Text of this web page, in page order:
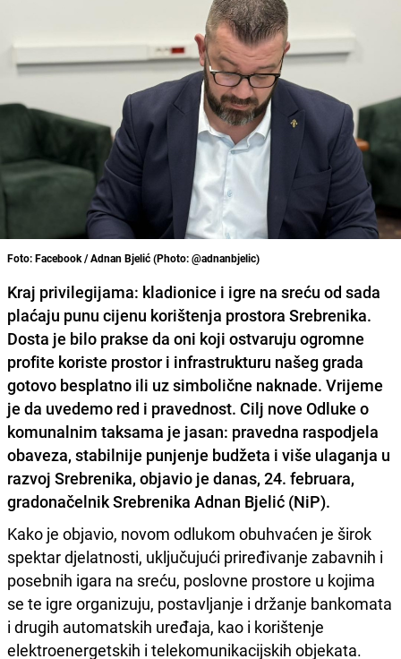
Foto: Facebook / Adnan Bjelić (Photo: @adnanbjelic)
Kraj privilegijama: kladionice i igre na sreću od sada
plaćaju punu cijenu korištenja prostora Srebrenika.
Dosta je bilo prakse da oni koji ostvaruju ogromne
profite koriste prostor i infrastrukturu našeg grada
gotovo besplatno ili uz simbolične naknade. Vrijeme
je da uvedemo red i pravednost. Cilj nove Odluke o
komunalnim taksama je jasan: pravedna raspodjela
obaveza, stabilnije punjenje budžeta i više ulaganja u
razvoj Srebrenika, objavio je danas, 24. februara,
gradonačelnik Srebrenika Adnan Bjelić (NiP).
Kako je objavio, novom odlukom obuhvaćen je širok
spektar djelatnosti, uključujući priređivanje zabavnih i
posebnih igara na sreću, poslovne prostore u kojima
se te igre organizuju, postavljanje i držanje bankomata
i drugih automatskih uređaja, kao i korištenje
elektroenergetskih i telekomunikacijskih objekata.